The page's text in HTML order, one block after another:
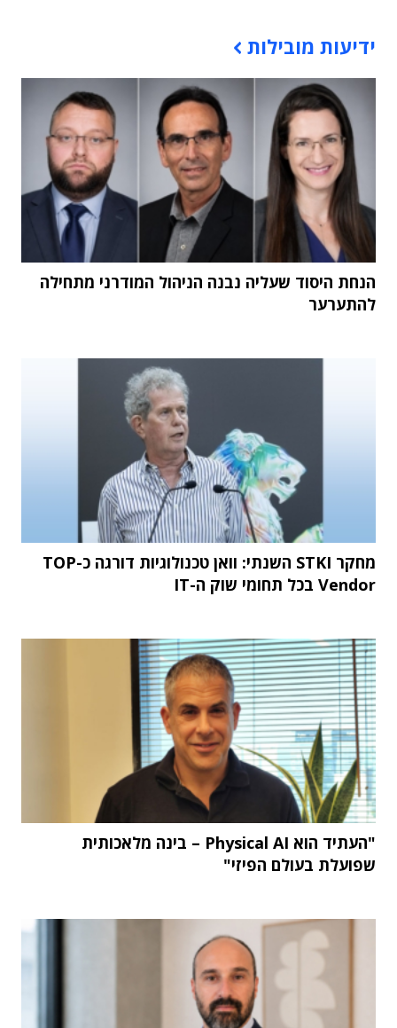
ידיעות מובילות
הנחת היסוד שעליה נבנה הניהול המודרני מתחילה
להתערער
מחקר STKI השנתי: וואן טכנולוגיות דורגה כ-TOP
Vendor בכל תחומי שוק ה-IT
"העתיד הוא Physical AI – בינה מלאכותית
שפועלת בעולם הפיזי"